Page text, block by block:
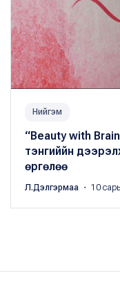
Нийгэм
“Beauty with
тэнгиййн
өргөлөө
Л.Дэлгэрмаа ・ 10